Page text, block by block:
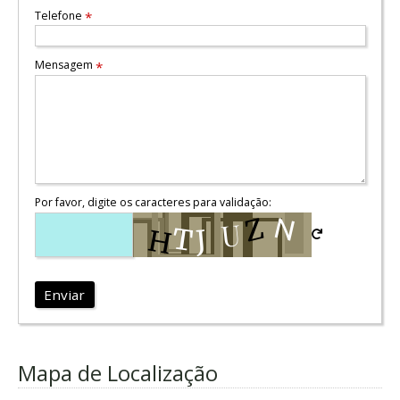
Telefone *
Mensagem *
Por favor, digite os caracteres para validação:
Enviar
Mapa de Localização